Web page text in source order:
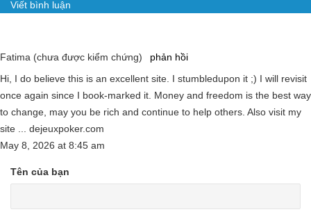
Viết bình luận
Fatima (chưa được kiểm chứng)
phản hồi
Hi, I do believe this is an excellent site. I stumbledupon it ;) I will revisit
once again since I book-marked it. Money and freedom is the best way
to change, may you be rich and continue to help others. Also visit my
site ... dejeuxpoker.com
May 8, 2026 at 8:45 am
Tên của bạn